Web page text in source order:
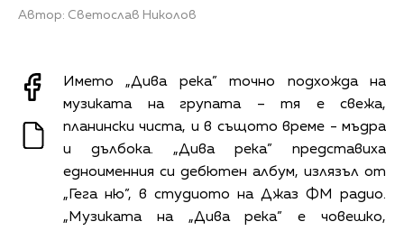
Автор: Светослав Николов
Името „Дива река” точно подхожда на
музиката на групата – тя е свежа,
планински чиста, и в същото време - мъдра
и дълбока. „Дива река” представиха
едноименния си дебютен албум, излязъл от
„Гега ню”, в студиото на Джаз ФМ радио.
„Музиката на „Дива река” е човешко,